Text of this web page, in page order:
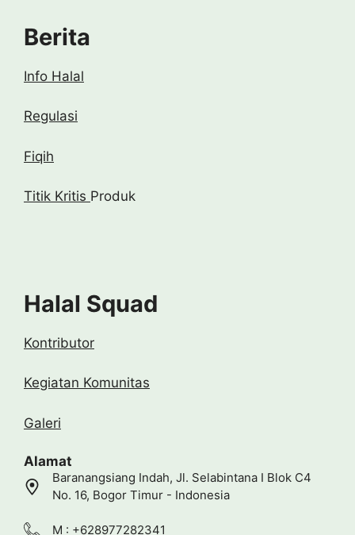
Berita
Info Halal
Regulasi
Fiqih
Titik Kritis Produk
Halal Squad
Kontributor
Kegiatan Komunitas
Galeri
Alamat
Baranangsiang Indah, Jl. Selabintana I Blok C4
No. 16, Bogor Timur - Indonesia
M : +628977282341